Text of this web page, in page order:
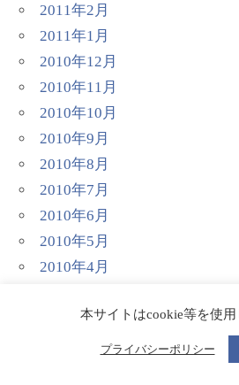
2011年2月
2011年1月
2010年12月
2010年11月
2010年10月
2010年9月
2010年8月
2010年7月
2010年6月
2010年5月
2010年4月
2010年2月
2010年1月
本サイトはcookie等を使用
プライバシーポリシー